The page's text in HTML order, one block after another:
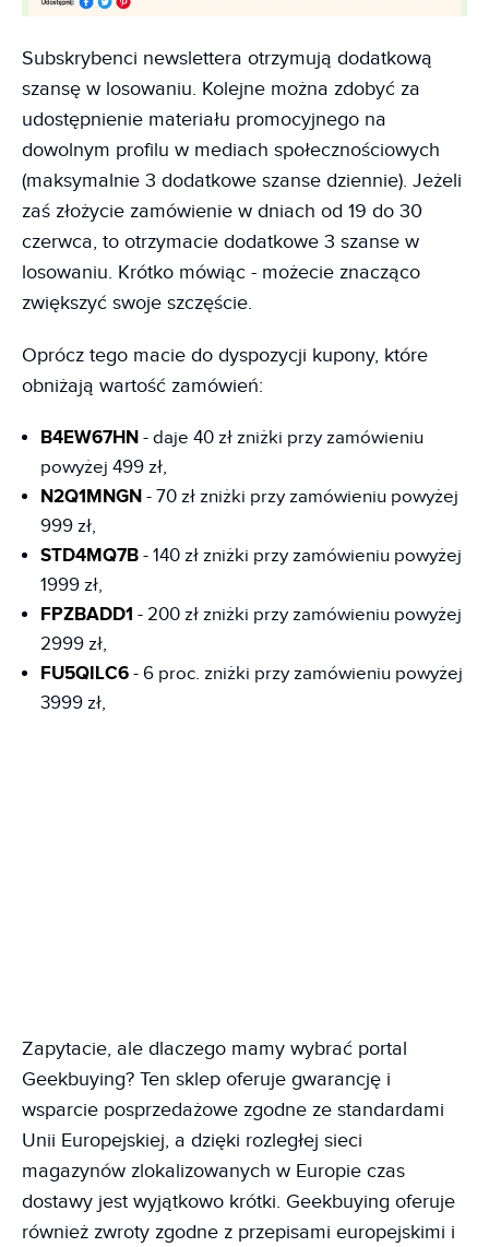
Subskrybenci newslettera otrzymują dodatkową
szansę w losowaniu. Kolejne można zdobyć za
udostępnienie materiału promocyjnego na
dowolnym profilu w mediach społecznościowych
(maksymalnie 3 dodatkowe szanse dziennie). Jeżeli
zaś złożycie zamówienie w dniach od 19 do 30
czerwca, to otrzymacie dodatkowe 3 szanse w
losowaniu. Krótko mówiąc - możecie znacząco
zwiększyć swoje szczęście.
Oprócz tego macie do dyspozycji kupony, które
obniżają wartość zamówień:
B4EW67HN - daje 40 zł zniżki przy zamówieniu
powyżej 499 zł,
N2Q1MNGN - 70 zł zniżki przy zamówieniu powyżej
999 zł,
STD4MQ7B - 140 zł zniżki przy zamówieniu powyżej
1999 zł,
FPZBADD1 - 200 zł zniżki przy zamówieniu powyżej
2999 zł,
FU5QILC6 - 6 proc. zniżki przy zamówieniu powyżej
3999 zł,
Zapytacie, ale dlaczego mamy wybrać portal
Geekbuying? Ten sklep oferuje gwarancję i
wsparcie posprzedażowe zgodne ze standardami
Unii Europejskiej, a dzięki rozległej sieci
magazynów zlokalizowanych w Europie czas
dostawy jest wyjątkowo krótki. Geekbuying oferuje
również zwroty zgodne z przepisami europejskimi i